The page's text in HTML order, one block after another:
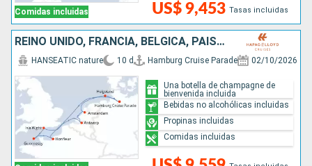
Comidas incluidas US$ 9,453 Tasas incluidas
REINO UNIDO, FRANCIA, BÉLGICA, PAISES BAJOS, ALEMANIA
HANSEATIC nature 10 d Hamburg Cruise Parade 02/10/2026
Una botella de champagne de
bienvenida incluida
Bebidas no alcohólicas incluidas
Propinas incluidas
Comidas incluidas